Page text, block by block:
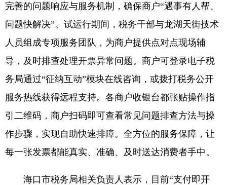
完善的问题响应与服务机制，确保商户“遇事有人帮、
问题快解决”。试运行期间，税务干部与龙湖天街技术
人员组成专项服务团队，为商户提供点对点现场辅
导，及时排查处理开票异常问题。商户可登录电子税
务局通过“征纳互动”模块在线咨询，或拨打税务公开
服务热线获得远程支持。各商户收银台都张贴操作指
引二维码，商户扫码即可查看常见问题排查方法与操
作步骤，实现自助快速排障。全方位的服务保障，让
每一张发票都能真实、准确、及时送达消费者手中。
海口市税务局相关负责人表示，目前“支付即开